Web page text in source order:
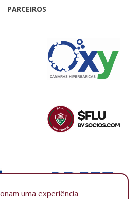
PARCEIROS
uma experiência